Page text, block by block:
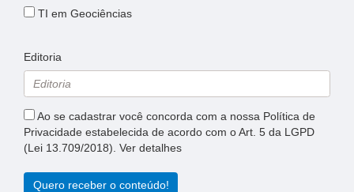
TI em Geociências
Editoria
Ao se cadastrar você concorda com a nossa Política de
Privacidade estabelecida de acordo com o Art. 5 da LGPD
(Lei 13.709/2018). Ver detalhes
Quero receber o conteúdo!